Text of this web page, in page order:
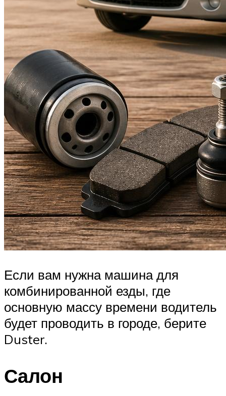
Если вам нужна машина для
комбинированной езды, где
основную массу времени водитель
будет проводить в городе, берите
Duster.
Салон